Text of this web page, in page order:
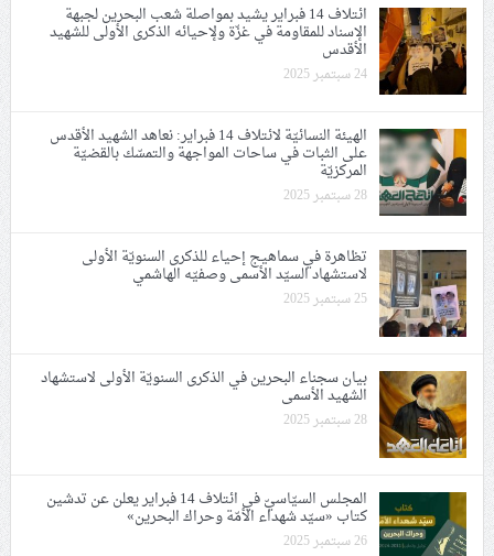
ائتلاف 14 فبراير يشيد بمواصلة شعب البحرين لجبهة
الإسناد للمقاومة في غزّة ولإحيائه الذكرى الأولى للشهيد
الأقدس
24 سبتمبر 2025
الهيئة النسائيّة لائتلاف 14 فبراير: نعاهد الشهيد الأقدس
على الثبات في ساحات المواجهة والتمسّك بالقضيّة
المركزيّة
28 سبتمبر 2025
تظاهرة في سماهيج إحياء للذكرى السنويّة الأولى
لاستشهاد السيّد الأسمى وصفيّه الهاشمي
25 سبتمبر 2025
بيان سجناء البحرين في الذكرى السنويّة الأولى لاستشهاد
الشهيد الأسمى
28 سبتمبر 2025
المجلس السيّاسيّ في ائتلاف 14 فبراير يعلن عن تدشين
كتاب «سيّد شهداء الأمّة وحراك البحرين»
26 سبتمبر 2025